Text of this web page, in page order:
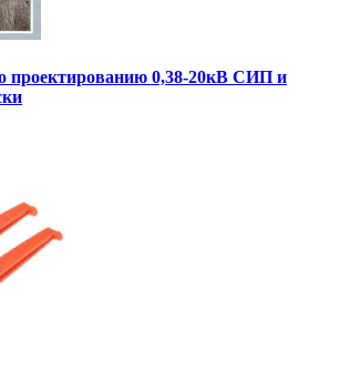
проектированию 0,38-20кВ СИП и